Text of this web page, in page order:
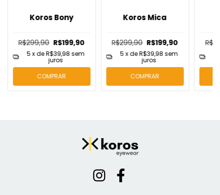
Koros Bony
R$299,90 R$199,90
5x deR$39,98 sem
juros
COMPRAR
Koros Mica
R$299,90 R$199,90
5x deR$39,98 sem
juros
COMPRAR